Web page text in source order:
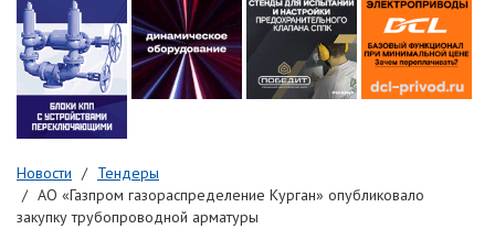
Новости
Тендеры
АО «Газпром газораспределение Курган» опубликовало
закупку трубопроводной арматуры